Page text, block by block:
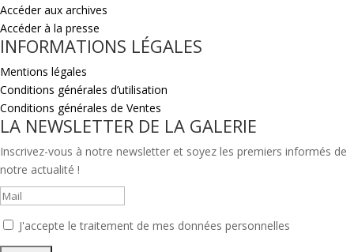
Accéder aux archives
Accéder à la presse
INFORMATIONS LÉGALES
Mentions légales
Conditions générales d’utilisation
Conditions générales de Ventes
LA NEWSLETTER DE LA GALERIE
Inscrivez-vous à notre newsletter et soyez les premiers informés de
notre actualité !
J'accepte le traitement de mes données personnelles